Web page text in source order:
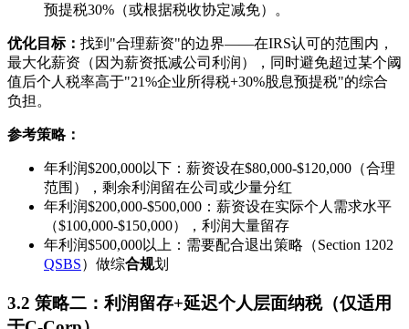
预提税30%（或根据税收协定减免）。
优化目标： 找到"合理薪资"的边界——在IRS认可的范围内，
最大化薪资（因为薪资抵减公司利润），同时避免超过某个阈
值后个人税率高于"21%企业所得税+30%股息预提税"的综合
负担。
参考策略：
年利润$200,000以下：薪资设在$80,000-$120,000（合理
范围），剩余利润留在公司或少量分红
年利润$200,000-$500,000：薪资设在实际个人需求水平
（$100,000-$150,000），利润大量留存
年利润$500,000以上：需要配合退出策略（Section 1202
QSBS）做综合规划
3.2 策略二：利润留存+延迟个人层面纳税（仅适用